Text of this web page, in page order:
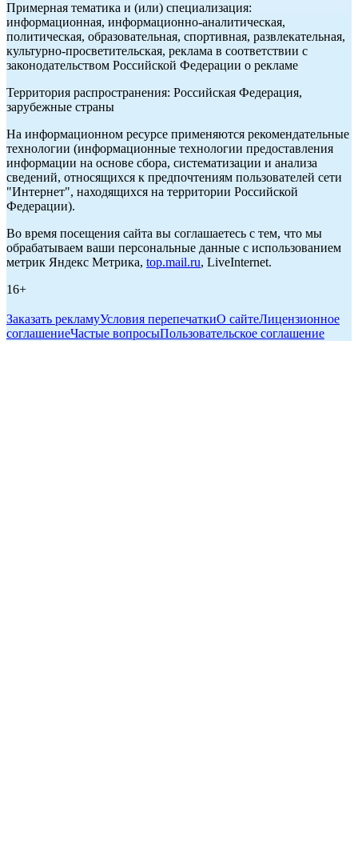
Примерная тематика и (или) специализация:
информационная, информационно-аналитическая,
политическая, образовательная, спортивная, развлекательная,
культурно-просветительская, реклама в соответствии с
законодательством Российской Федерации о рекламе
Территория распространения: Российская Федерация,
зарубежные страны
На информационном ресурсе применяются рекомендательные
технологии (информационные технологии предоставления
информации на основе сбора, систематизации и анализа
сведений, относящихся к предпочтениям пользователей сети
"Интернет", находящихся на территории Российской
Федерации).
Во время посещения сайта вы соглашаетесь с тем, что мы
обрабатываем ваши персональные данные с использованием
метрик Яндекс Метрика, top.mail.ru, LiveInternet.
16+
Заказать рекламуУсловия перепечаткиО сайтеЛицензионное
соглашениеЧастые вопросыПользовательское соглашение